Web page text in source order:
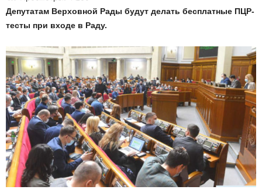
Депутатам Верховной Рады будут делать бесплатные ПЦР-
тесты при входе в Раду.